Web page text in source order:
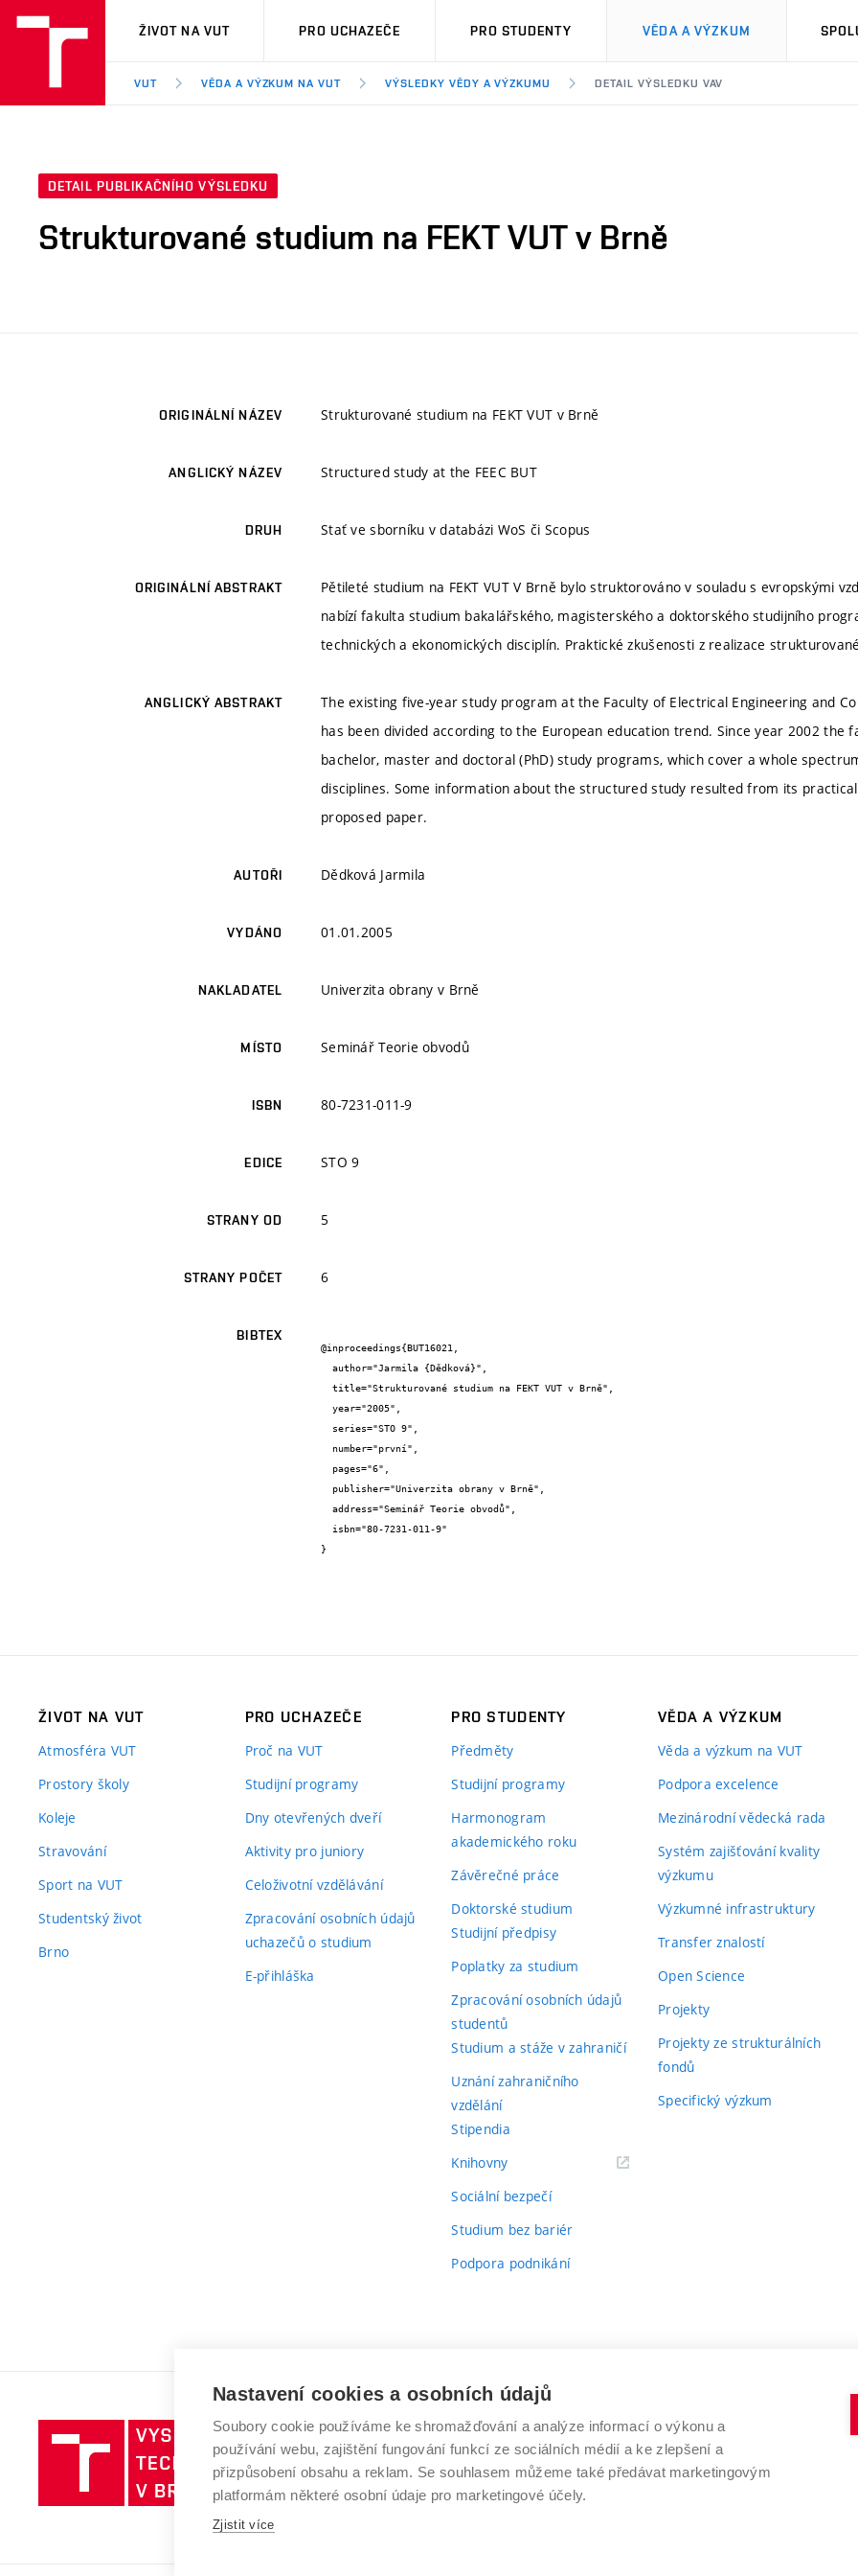
VUT
ŽIVOT NA VUT PRO UCHAZEČE PRO STUDENTY VĚDA A VÝZKUM
VUT VĚDA A VÝZKUM NA VUT VÝSLEDKY VĚDY A VÝZKUMU DETAIL VÝSLEDKU VAV
DETAIL PUBLIKAČNÍHO VÝSLEDKU
Strukturované studium na FEKT VUT v Brně
ORIGINÁLNÍ NÁZEV Strukturované studium na FEKT VUT v Brně
ANGLICKÝ NÁZEV Structured study at the FEEC BUT
DRUH Stať ve sborníku v databázi WoS či Scopus
ORIGINÁLNÍ ABSTRAKT
Pětileté studium na FEKT VUT V Brně bylo struktorováno v souladu s evropskými
nabízí fakulta studium bakalářského, magisterského a doktorského studijního
technických a ekonomických disciplín. Praktické zkušenosti z realizace
ANGLICKÝ ABSTRAKT
The existing five-year study program at the Faculty of Electrical Engineering and
has been divided according to the European education trend. Since year 2002 the
bachelor, master and doctoral (PhD) study programs, which cover a whole
disciplines. Some information about the structured study resulted from its
proposed paper.
AUTOŘI Dědková Jarmila
VYDÁNO 01.01.2005
NAKLADATEL Univerzita obrany v Brně
MÍSTO Seminář Teorie obvodů
ISBN 80-7231-011-9
EDICE STO 9
STRANY OD 5
STRANY POČET 6
BIBTEX
@inproceedings{BUT16021,
}
ŽIVOT NA VUT
Atmosféra VUT
Prostory školy
Koleje
Stravování
Sport na VUT
Studentský život
Brno
PRO UCHAZEČE
Proč na VUT
Studijní programy
Dny otevřených dveří
Aktivity pro juniory
Celoživotní vzdělávání
Zpracování osobních údajů
uchazečů o studium
E-přihláška
PRO STUDENTY
Předměty
Studijní programy
Harmonogram
akademického roku
Závěrečné práce
Doktorské studium
Studijní předpisy
Poplatky za studium
Zpracování osobních údajů
studentů
Studium a stáže v zahraničí
Uznání zahraničního
vzdělání
Stipendia
Knihovny(externí
Sociální bezpečí
Studium bez bariér
Podpora podnikání
VĚDA A VÝZKUM
Věda a výzkum na VUT
Podpora excelence
Mezinárodní vědecká rada
Systém zajišťování kvality
výzkumu
Výzkumné infrastruktury
Transfer znalostí
Open Science
Projekty
Projekty ze strukturálních
fondů
Specifický výzkum
Vysoké
učení
technické
v
VYSOKÉ UČENÍ TECHNICKÉ V BRNĚ
Antonínská 548/1
602 00 Brno
www.vut.cz
Nastavení cookies a osobních údajů
Soubory cookie používáme ke shromažďování a analýze informací o výkonu a
používání webu, zajištění fungování funkcí ze sociálních médií a ke zlepšení a
přizpůsobení obsahu a reklam. Se souhlasem můžeme také předávat marketingovým
platformám některé osobní údaje pro marketingové účely.
Zjistit více